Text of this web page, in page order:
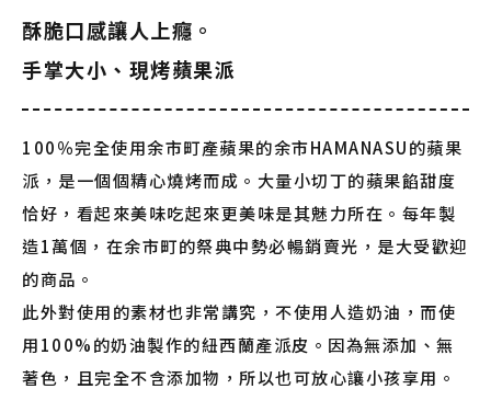
酥脆口感讓人上癮。
手掌大小、現烤蘋果派
100％完全使用余市町產蘋果的余市HAMANASU的蘋果
派，是一個個精心燒烤而成。大量小切丁的蘋果餡甜度
恰好，看起來美味吃起來更美味是其魅力所在。每年製
造1萬個，在余市町的祭典中勢必暢銷賣光，是大受歡迎
的商品。
此外對使用的素材也非常講究，不使用人造奶油，而使
用100%的奶油製作的紐西蘭產派皮。因為無添加、無
著色，且完全不含添加物，所以也可放心讓小孩享用。